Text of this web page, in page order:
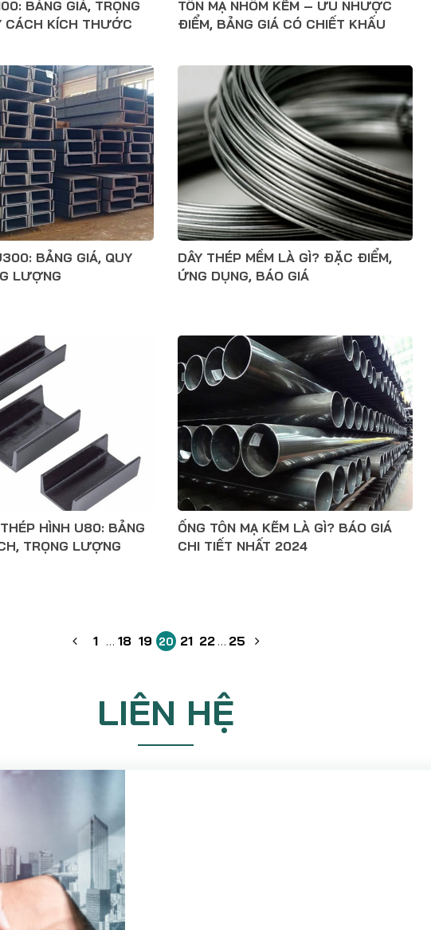
BẢNG GIÁ, TRỌNG
CÁCH KÍCH THƯỚC
TÔN MẠ NHÔM KẼM – ƯU NHƯỢC
ĐIỂM, BẢNG GIÁ CÓ CHIẾT KHẤU
BẢNG GIÁ, QUY
LƯỢNG
DÂY THÉP MỀM LÀ GÌ? ĐẶC ĐIỂM,
ỨNG DỤNG, BÁO GIÁ
HÌNH U80: BẢNG
TRỌNG LƯỢNG
ỐNG TÔN MẠ KẼM LÀ GÌ? BÁO GIÁ
CHI TIẾT NHẤT 2024
1 … 18 19 20 21 22 … 25
LIÊN HỆ